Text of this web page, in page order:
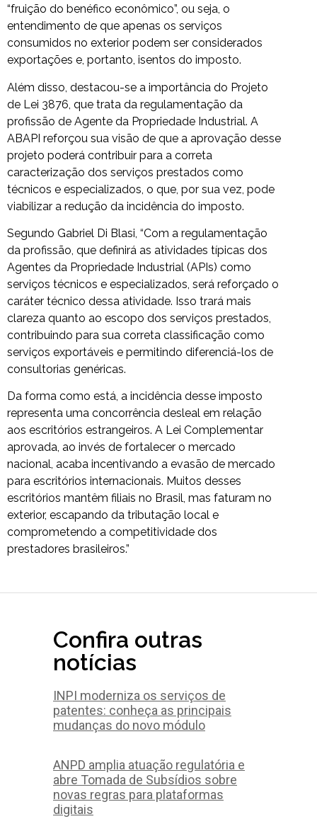
“fruição do benéfico econômico”, ou seja, o
entendimento de que apenas os serviços
consumidos no exterior podem ser considerados
exportações e, portanto, isentos do imposto.
Além disso, destacou-se a importância do Projeto
de Lei 3876, que trata da regulamentação da
profissão de Agente da Propriedade Industrial. A
ABAPI reforçou sua visão de que a aprovação desse
projeto poderá contribuir para a correta
caracterização dos serviços prestados como
técnicos e especializados, o que, por sua vez, pode
viabilizar a redução da incidência do imposto.
Segundo Gabriel Di Blasi, “Com a regulamentação
da profissão, que definirá as atividades típicas dos
Agentes da Propriedade Industrial (APIs) como
serviços técnicos e especializados, será reforçado o
caráter técnico dessa atividade. Isso trará mais
clareza quanto ao escopo dos serviços prestados,
contribuindo para sua correta classificação como
serviços exportáveis e permitindo diferenciá-los de
consultorias genéricas.
Da forma como está, a incidência desse imposto
representa uma concorrência desleal em relação
aos escritórios estrangeiros. A Lei Complementar
aprovada, ao invés de fortalecer o mercado
nacional, acaba incentivando a evasão de mercado
para escritórios internacionais. Muitos desses
escritórios mantêm filiais no Brasil, mas faturam no
exterior, escapando da tributação local e
comprometendo a competitividade dos
prestadores brasileiros.”
Confira outras
notícias
INPI moderniza os serviços de
patentes: conheça as principais
mudanças do novo módulo
ANPD amplia atuação regulatória e
abre Tomada de Subsídios sobre
novas regras para plataformas
digitais